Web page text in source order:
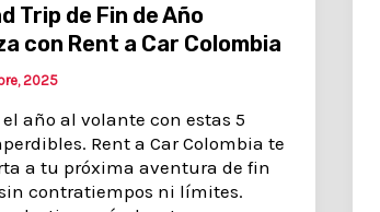
Trip de Fin de Año
con Rent a Car Colombia
2025
el año al volante con estas 5
Rent a Car Colombia te
a tu próxima aventura de fin
contratiempos ni límites.